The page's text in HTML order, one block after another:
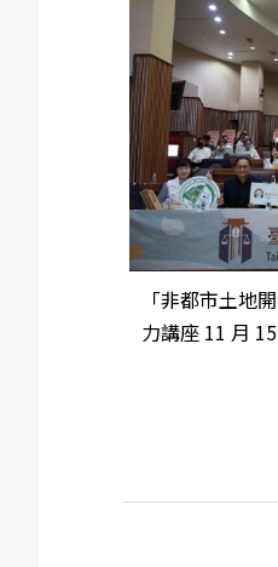
「非都市土地
力講座 11 月